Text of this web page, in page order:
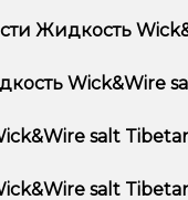
Жидкость
DragonWick&Wire
продукцию,
и скидки для
salt
кликов:
salt